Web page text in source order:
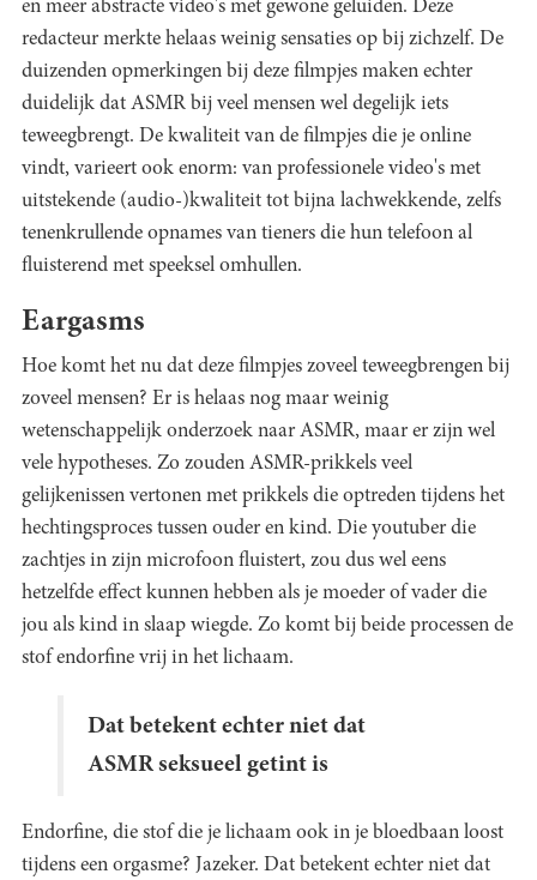
en meer abstracte video's met gewone geluiden. Deze
redacteur merkte helaas weinig sensaties op bij zichzelf. De
duizenden opmerkingen bij deze filmpjes maken echter
duidelijk dat ASMR bij veel mensen wel degelijk iets
teweegbrengt. De kwaliteit van de filmpjes die je online
vindt, varieert ook enorm: van professionele video's met
uitstekende (audio-)kwaliteit tot bijna lachwekkende, zelfs
tenenkrullende opnames van tieners die hun telefoon al
fluisterend met speeksel omhullen.
Eargasms
Hoe komt het nu dat deze filmpjes zoveel teweegbrengen bij
zoveel mensen? Er is helaas nog maar weinig
wetenschappelijk onderzoek naar ASMR, maar er zijn wel
vele hypotheses. Zo zouden ASMR-prikkels veel
gelijkenissen vertonen met prikkels die optreden tijdens het
hechtingsproces tussen ouder en kind. Die youtuber die
zachtjes in zijn microfoon fluistert, zou dus wel eens
hetzelfde effect kunnen hebben als je moeder of vader die
jou als kind in slaap wiegde. Zo komt bij beide processen de
stof endorfine vrij in het lichaam.
Dat betekent echter niet dat
ASMR seksueel getint is
Endorfine, die stof die je lichaam ook in je bloedbaan loost
tijdens een orgasme? Jazeker. Dat betekent echter niet dat